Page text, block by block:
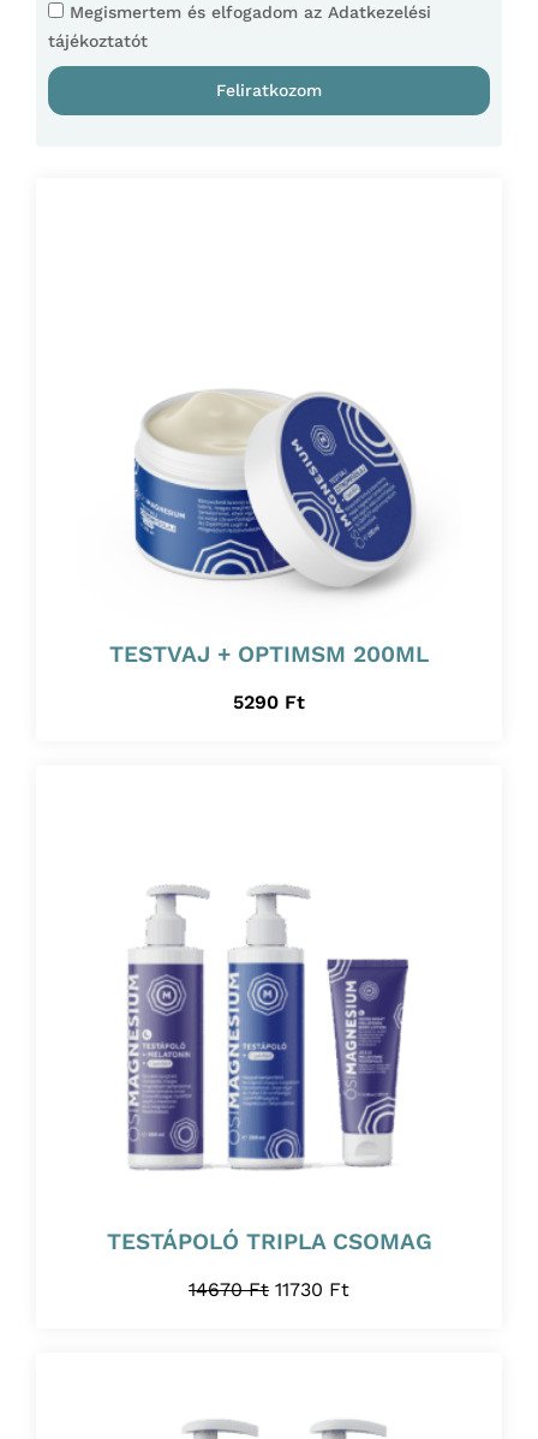
Megismertem és elfogadom az Adatkezelési
tájékoztatót
Feliratkozom
TESTVAJ + OPTIMSM 200ML
5290 Ft
TESTÁPOLÓ TRIPLA CSOMAG
14670Ft 11730 Ft